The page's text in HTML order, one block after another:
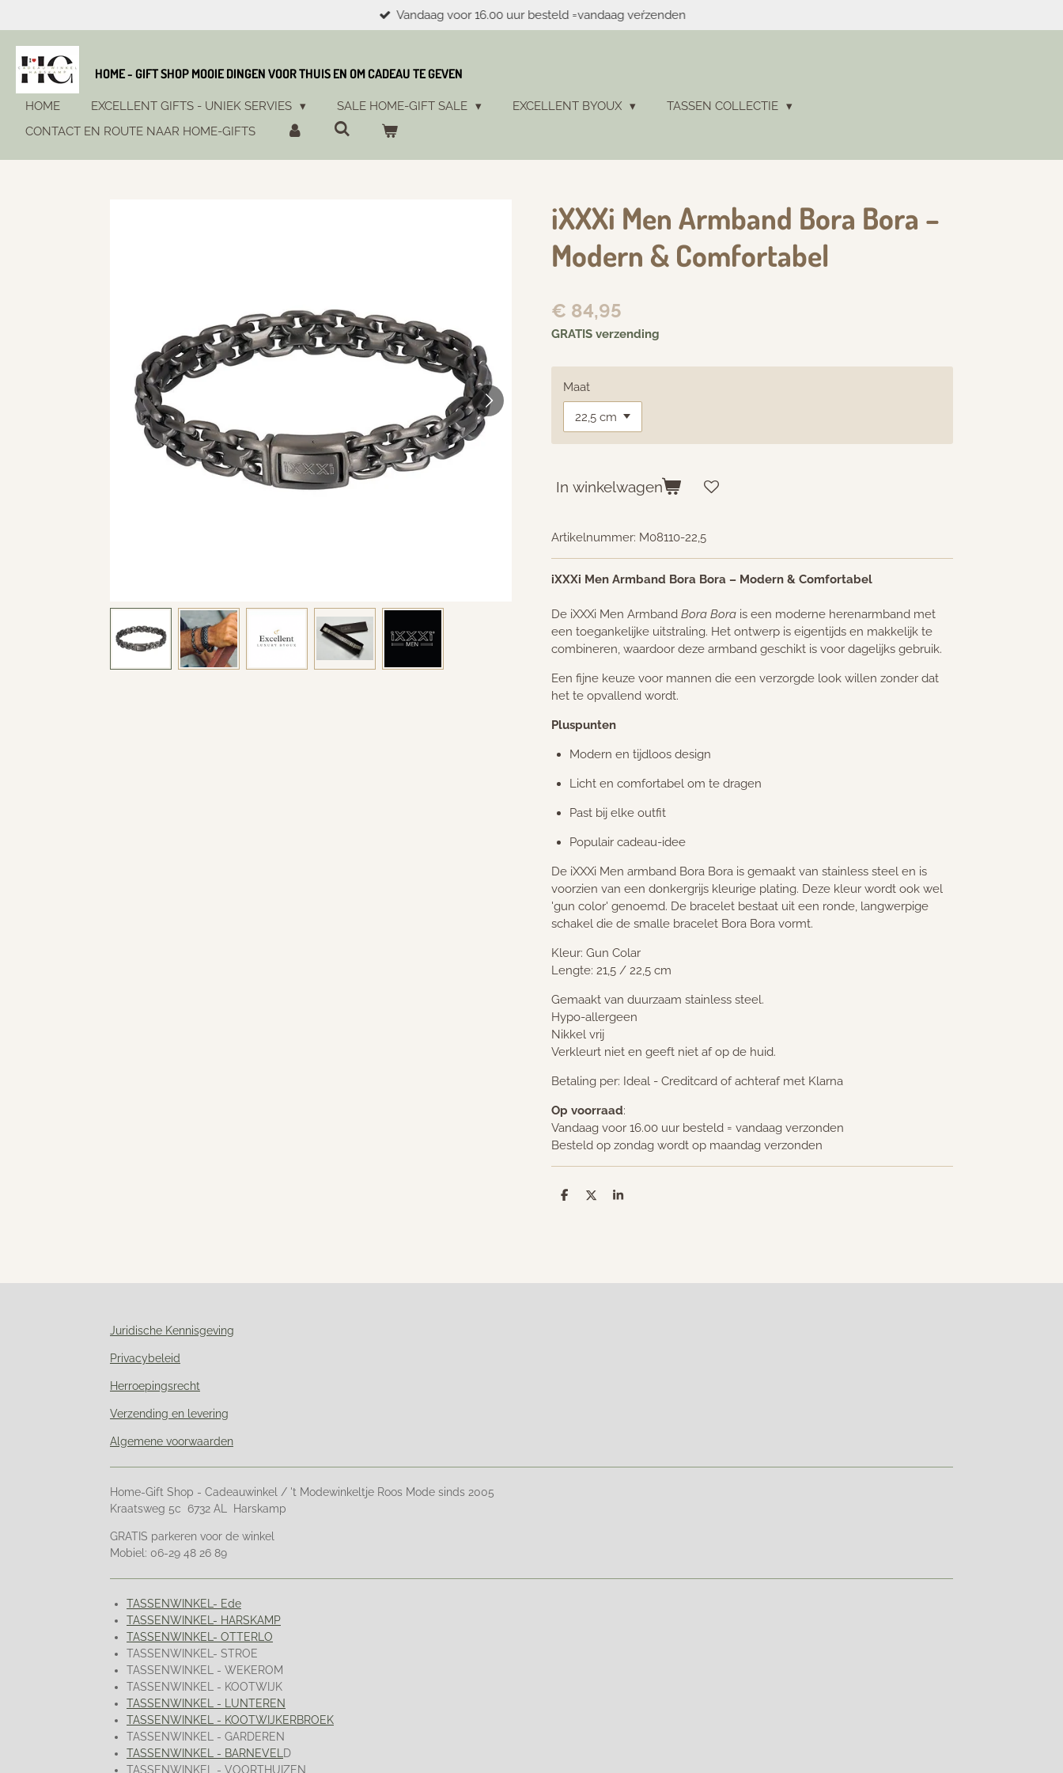
direct
naar
de
hoofdinhoud
Vandaag voor 16.00 uur besteld =vandaag veŕzenden
HOME - GIFT SHOP MOOIE DINGEN VOOR THUIS EN OM CADEAU TE GEVEN
HOME EXCELLENT GIFTS - UNIEK SERVIES SALE HOME-GIFT SALE EXCELLENT BYOUX
TASSEN COLLECTIE
CONTACT EN ROUTE NAAR HOME-GIFTS
iXXXi Men Armband Bora Bora –
Modern & Comfortabel
€ 84,95
GRATIS verzending
Maat
In winkelwagen
Artikelnummer: M08110-22,5
iXXXi Men Armband Bora Bora – Modern & Comfortabel
De iXXXi Men Armband Bora Bora is een moderne herenarmband met
een toegankelijke uitstraling. Het ontwerp is eigentijds en makkelijk te
combineren, waardoor deze armband geschikt is voor dagelijks gebruik.
Een fijne keuze voor mannen die een verzorgde look willen zonder dat
het te opvallend wordt.
Pluspunten
Modern en tijdloos design
Licht en comfortabel om te dragen
Past bij elke outfit
Populair cadeau-idee
De iXXXi Men armband Bora Bora is gemaakt van stainless steel en is
voorzien van een donkergrijs kleurige plating. Deze kleur wordt ook wel
'gun color' genoemd. De bracelet bestaat uit een ronde, langwerpige
schakel die de smalle bracelet Bora Bora vormt.
Kleur: Gun Colar
Lengte: 21,5 / 22,5 cm
Gemaakt van duurzaam stainless steel.
Hypo-allergeen
Nikkel vrij
Verkleurt niet en geeft niet af op de huid.
Betaling per: Ideal - Creditcard of achteraf met Klarna
Op voorraad:
Vandaag voor 16.00 uur besteld = vandaag verzonden
Besteld op zondag wordt op maandag verzonden
D
D
S
Juridische Kennisgeving
Privacybeleid
Herroepingsrecht
Verzending en levering
Algemene voorwaarden
Home-Gift Shop - Cadeauwinkel / 't Modewinkeltje Roos Mode sinds 2005
Kraatsweg 5c 6732 AL Harskamp
GRATIS parkeren voor de winkel
Mobiel: 06-29 48 26 89
TASSENWINKEL- Ede
TASSENWINKEL- HARSKAMP
TASSENWINKEL- OTTERLO
TASSENWINKEL- STROE
TASSENWINKEL - WEKEROM
TASSENWINKEL - KOOTWIJK
TASSENWINKEL - LUNTEREN
TASSENWINKEL - KOOTWIJKERBROEK
TASSENWINKEL - GARDEREN
TASSENWINKEL - BARNEVEL
D
TASSENWINKEL - VOORTHUIZEN